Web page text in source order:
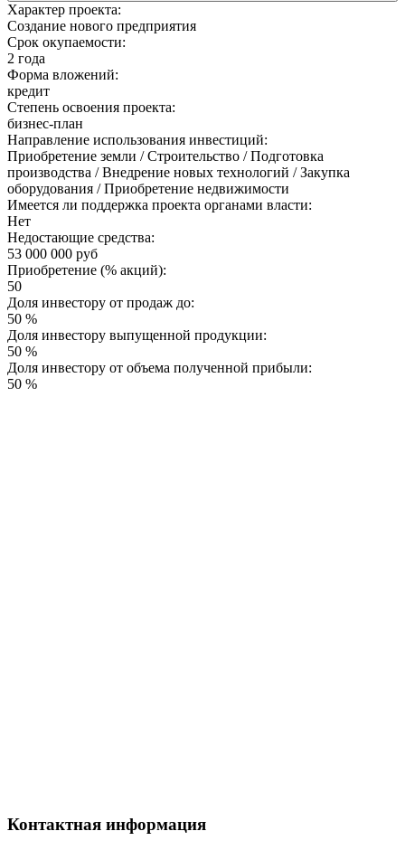
Характер проекта:
Создание нового предприятия
Срок окупаемости:
2 года
Форма вложений:
кредит
Степень освоения проекта:
бизнес-план
Направление использования инвестиций:
Приобретение земли / Строительство / Подготовка
производства / Внедрение новых технологий / Закупка
оборудования / Приобретение недвижимости
Имеется ли поддержка проекта органами власти:
Нет
Недостающие средства:
53 000 000 руб
Приобретение (% акций):
50
Доля инвестору от продаж до:
50 %
Доля инвестору выпущенной продукции:
50 %
Доля инвестору от объема полученной прибыли:
50 %
Контактная информация